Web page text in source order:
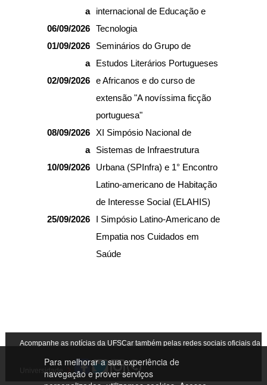
Para melhorar a sua experiência de
navegação e prover serviços
a
06/09/2026
internacional de Educação e
Tecnologia
01/09/2026
a
02/09/2026
Seminários do Grupo de
Estudos Literários Portugueses
e Africanos e do curso de
extensão "A novíssima ficção
portuguesa"
08/09/2026
a
10/09/2026
XI Simpósio Nacional de
Sistemas de Infraestrutura
Urbana (SPInfra) e 1° Encontro
Latino-americano de Habitação
de Interesse Social (ELAHIS)
25/09/2026
I Simpósio Latino-Americano de
Empatia nos Cuidados em
Saúde
Acompanhe as notícias da UFSCar também pelas redes sociais oficiais da
Universidade